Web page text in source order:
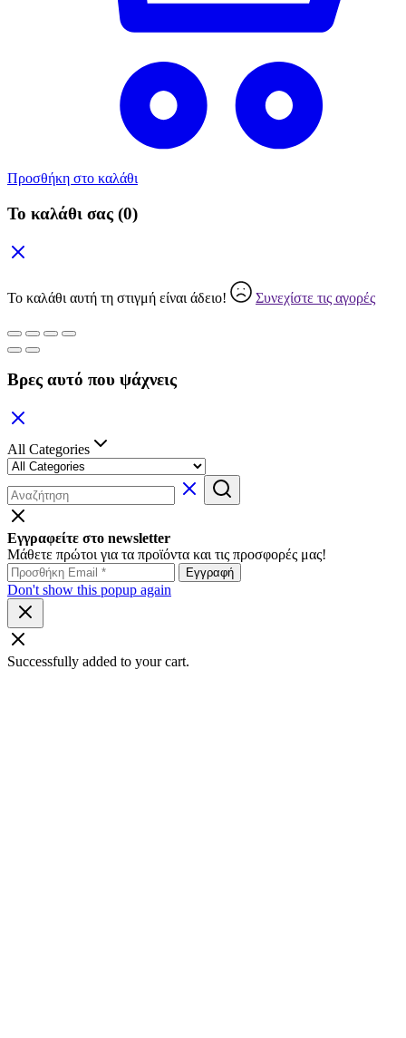
Προσθήκη στο καλάθι
Το καλάθι σας (0)
Το καλάθι αυτή τη στιγμή είναι άδειο! Συνεχίστε τις αγορές
Βρες αυτό που ψάχνεις
All Categories
Εγγραφείτε στο newsletter
Μάθετε πρώτοι για τα προϊόντα και τις προσφορές μας!
Don't show this popup again
Successfully added to your cart.